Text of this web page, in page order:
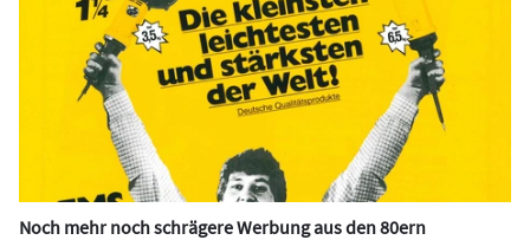
Noch mehr noch schrägere Werbung aus den 80ern